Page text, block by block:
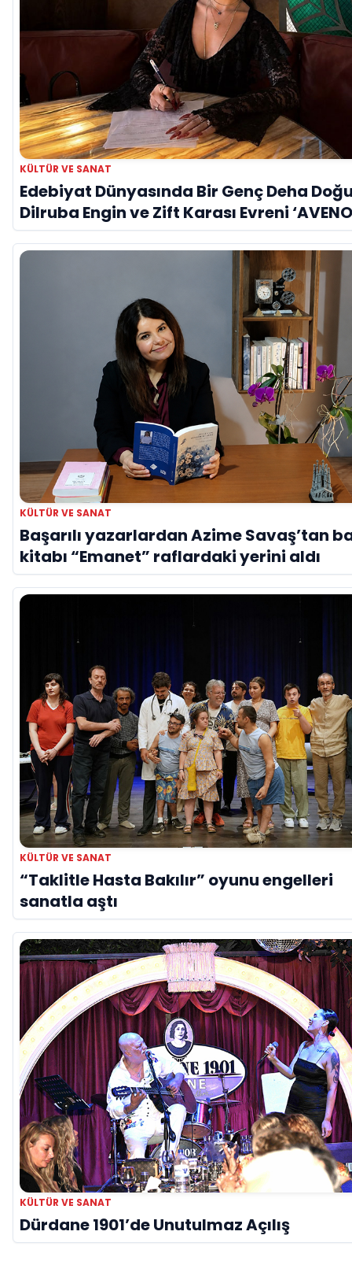
KÜLTÜR VE SANAT
Edebiyat Dünyasında Bir Genç Deha
Dilruba Engin ve Zift Karası Evreni
KÜLTÜR VE SANAT
Başarılı yazarlardan Azime Savaş’tan
kitabı “Emanet” raflardaki yerini aldı
KÜLTÜR VE SANAT
“Taklitle Hasta Bakılır” oyunu engelleri
sanatla aştı
KÜLTÜR VE SANAT
Dürdane 1901’de Unutulmaz Açılış